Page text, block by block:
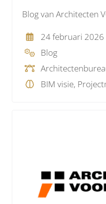
Blog van Architecten
24 februari 2026
Blog